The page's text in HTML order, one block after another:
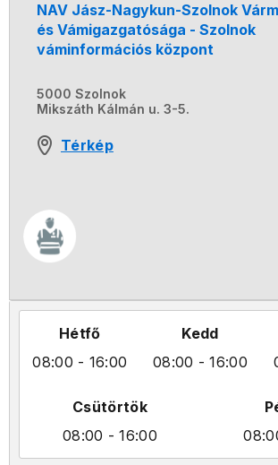
NAV Jász-Nagykun-Szolnok
és Vámigazgatósága - Szolnok
váminformációs központ
5000 Szolnok
Mikszáth Kálmán u. 3-5.
Térkép
Hétfő
08:00 - 16:00
Kedd
08:00 - 16:00
Csütörtök
08:00 - 16:00